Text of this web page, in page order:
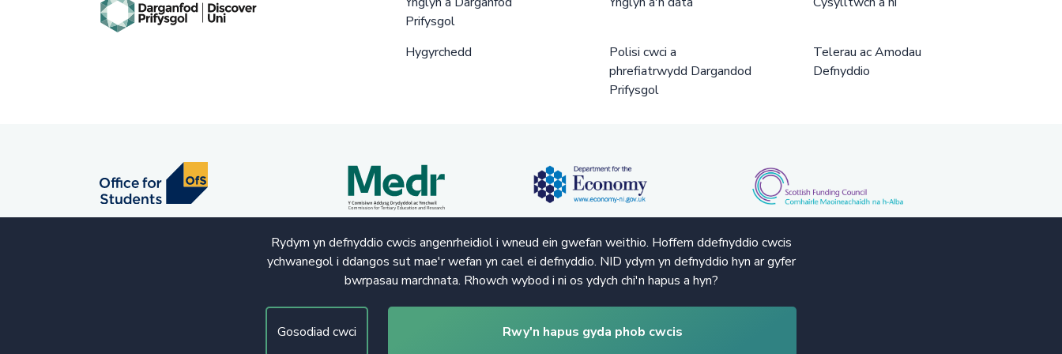
Rydym yn defnyddio cwcis angenrheidiol i wneud ein gwefan weithio. Hoffem ddefnyddio cwcis
ychwanegol i ddangos sut mae'r wefan yn cael ei defnyddio. NID ydym yn defnyddio hyn ar gyfer
bwrpasau marchnata. Rhowch wybod i ni os ydych chi'n hapus a hyn?
Gosodiad cwci Rwy'n hapus gyda phob cwcis
Prifysgol
Hygyrchedd
Polisi cwci a
phrefiatrwydd Dargandod
Prifysgol
Telerau ac Amodau
Defnyddio
© Hawlfraint 2020. Cedwir Pob Hawl